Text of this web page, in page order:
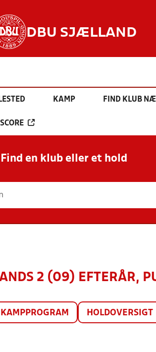
DBU SJÆLLAND
KAMP FIND KLUB
Find en klub eller et hold
2 (09) EFTERÅR,
KAMPPROGRAM HOLDOVERSIGT